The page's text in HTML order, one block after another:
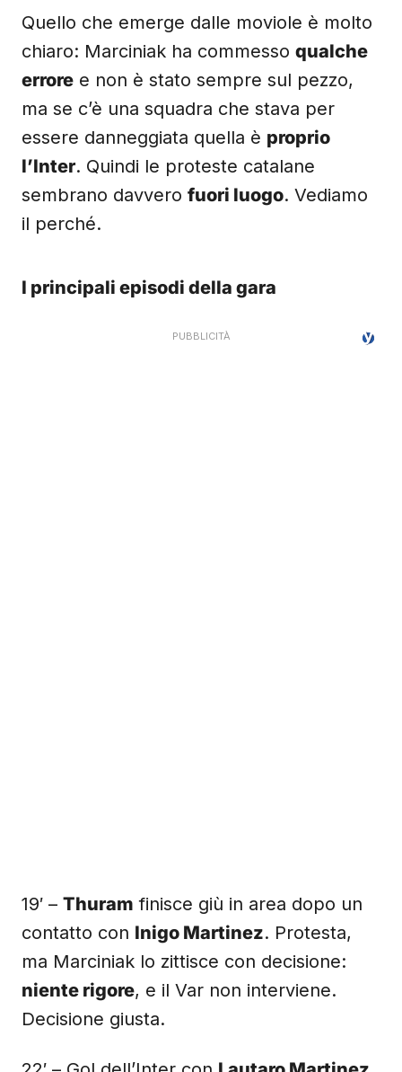
Quello che emerge dalle moviole è molto
chiaro: Marciniak ha commesso qualche
errore e non è stato sempre sul pezzo,
ma se c’è una squadra che stava per
essere danneggiata quella è proprio
l’Inter. Quindi le proteste catalane
sembrano davvero fuori luogo. Vediamo
il perché.
I principali episodi della gara
19′ – Thuram finisce giù in area dopo un
contatto con Inigo Martinez. Protesta,
ma Marciniak lo zittisce con decisione:
niente rigore, e il Var non interviene.
Decisione giusta.